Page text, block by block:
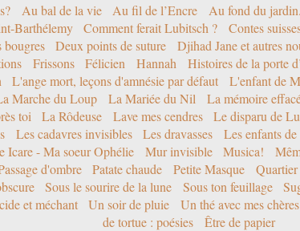
Au bal de la vie Au fil de l’Encre Au fond du
Barthélemy Comment ferait Lubitsch ? Contes
bougres Deux points de suture Djihad Jane et autres
Frissons Félicien Hannah Histoires de la porte
L'ange mort, leçons d'amnésie par défaut L'enfant de
Marche du Loup La Mariée du Nil La mémoire
toi La Rôdeuse Lave mes cendres Le disparu de
Les cadavres invisibles Les dravasses Les enfants
Icare - Ma soeur Ophélie Mur invisible Musica!
d'ombre Patate chaude Petite Masque
Sous le sourire de la lune Sous ton feuillage
et méchant Un soir de pluie Un thé avec mes
de tortue : poésies
Être de papier